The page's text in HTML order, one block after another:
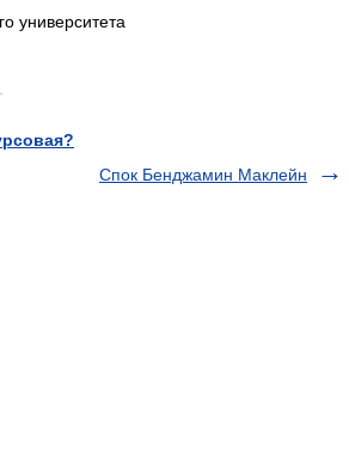
университета
Спок Бенджамин Маклейн